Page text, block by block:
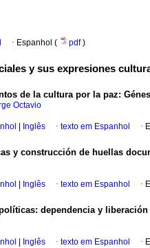
· Espanhol ( pdf)
y sus expresiones
de la cultura por la paz:
Octavio
Inglês · texto em Espanhol ·
y construcción de huellas
Inglês · texto em Espanhol ·
: dependencia y
Inglês · texto em Espanhol ·